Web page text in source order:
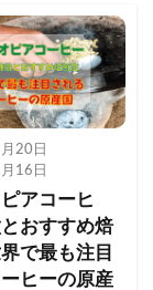
20日
16日
ピアコーヒ
おすすめ焙
で最も注目
ヒーの原産